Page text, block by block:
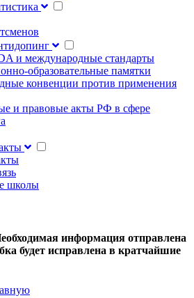
и международные стандарты
образовательные памятки
конвенции против применения
и правовые акты РФ в сфере
школы
информация отправлена
будет исправлена в кратчайшие